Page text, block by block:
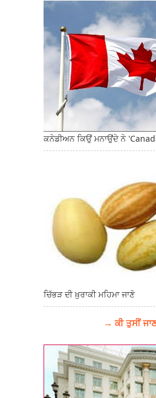
ਕਨੇਡੀਅਨ ਕਿਉਂ ਮਨਾਉਂਦੇ ਨੇ
ਚਿੱਭੜ ਦੀ ਖ਼ੁਰਾਕੀ ਮਹਿਮਾ ਜਾਣੋ
→ ਕੀ ਤੁਸੀਂ